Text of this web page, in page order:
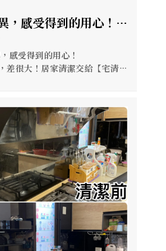
，感受得到的用心！
子，差很大！居家清潔
】 讓你一回家，就像
一樣舒適✨
感受得到的用心！
差很大！居家清潔交給【宅清
980-